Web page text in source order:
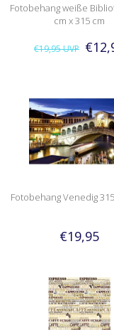
Fotobehang weiße
cm x 315 cm
€19,95UVP
Fotobehang Venedig
€19,95